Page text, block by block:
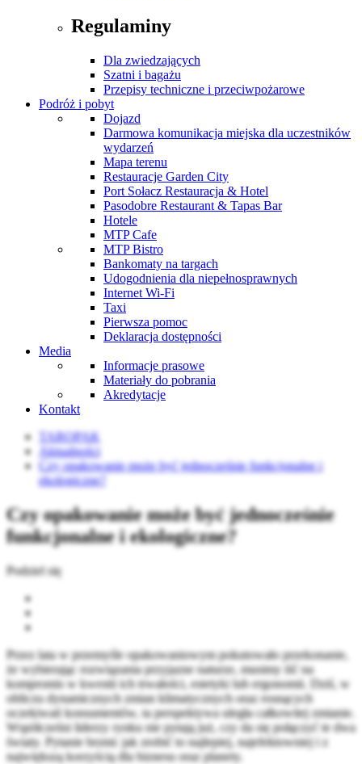
Regulaminy
Dla zwiedzających
Szatni i bagażu
Przepisy techniczne i przeciwpożarowe
Podróż i pobyt
Dojazd
Darmowa komunikacja miejska dla uczestników
wydarzeń
Mapa terenu
Restauracje Garden City
Port Sołacz Restauracja & Hotel
Pasodobre Restaurant & Tapas Bar
Hotele
MTP Cafe
MTP Bistro
Bankomaty na targach
Udogodnienia dla niepełnosprawnych
Internet Wi-Fi
Taxi
Pierwsza pomoc
Deklaracja dostępności
Media
Informacje prasowe
Materiały do pobrania
Akredytacje
Kontakt
TAROPAK
Aktualności
Czy opakowanie może być jednocześnie funkcjonalne i
ekologiczne?
Czy opakowanie może być jednocześnie
funkcjonalne i ekologiczne?
Podziel się
Przez lata w przemyśle opakowaniowym pokutowało przekonanie,
że wybierając rozwiązania przyjazne naturze, musimy iść na
kompromis w kwestii ich trwałości, estetyki lub ergonomii. Dziś, w
obliczu dynamicznych zmian klimatycznych oraz rosnących
oczekiwań konsumentów, ta perspektywa uległa całkowitej zmianie.
Współcześni liderzy rynku nie pytają już, czy da się połączyć te dwa
światy. Pytanie brzmi: jak zrobić to najlepiej, najefektowniej i z
największą korzyścią dla biznesu oraz planety.